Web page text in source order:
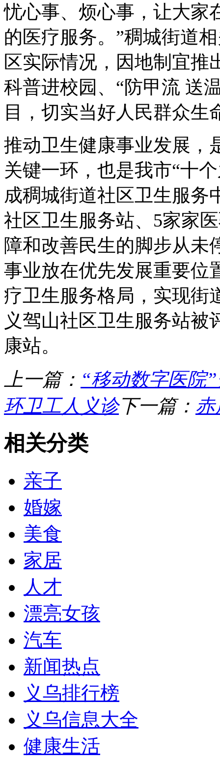
忧心事、烦心事，让大家
的医疗服务。”稠城街道
区实际情况，因地制宜推
科普进校园、“防甲流 送
目，切实当好人民群众生
推动卫生健康事业发展，
关键一环，也是我市“十
成稠城街道社区卫生服务
社区卫生服务站、5家家
障和改善民生的脚步从未
事业放在优先发展重要位
疗卫生服务格局，实现街
义驾山社区卫生服务站被
康站。
上一篇： “移动数字医院
环卫工人义诊下一篇： 赤
相关分类
亲子
婚嫁
美食
家居
人才
漂亮女孩
汽车
新闻热点
义乌排行榜
义乌信息大全
健康生活